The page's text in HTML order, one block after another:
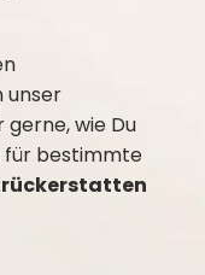
unser
wie Du
für bestimmte